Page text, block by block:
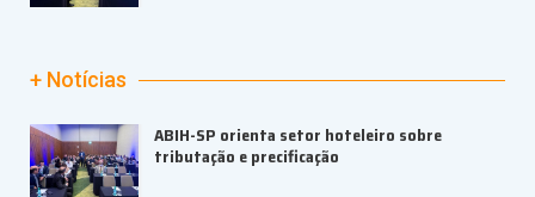
+ Notícias
ABIH-SP orienta setor hoteleiro sobre
tributação e precificação